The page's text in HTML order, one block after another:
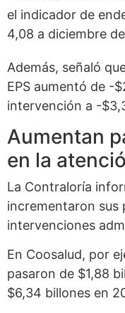
el indicador de
4,08 a diciembre
Además, señaló
EPS aumentó de -
intervención a -
Aumentan
en la
La Contraloría
incrementaron sus
intervenciones
En Coosalud, por
pasaron de $1,88
$6,34 billones en